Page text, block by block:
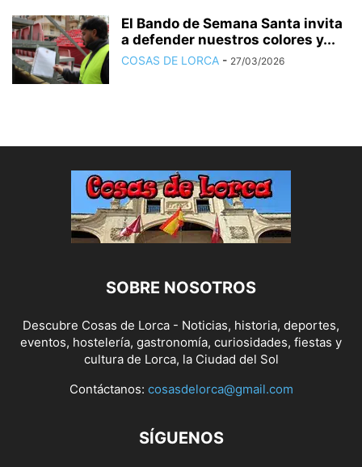
El Bando de Semana Santa invita
a defender nuestros colores y...
COSAS DE LORCA - 27/03/2026
SOBRE NOSOTROS
Descubre Cosas de Lorca - Noticias, historia, deportes,
eventos, hostelería, gastronomía, curiosidades, fiestas y
cultura de Lorca, la Ciudad del Sol
Contáctanos: cosasdelorca@gmail.com
SÍGUENOS